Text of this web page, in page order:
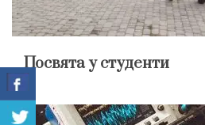
Посвята у студенти